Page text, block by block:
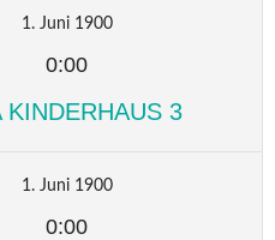
1. Juni 1900
0:00
KINDERHAUS 3
1. Juni 1900
0:00